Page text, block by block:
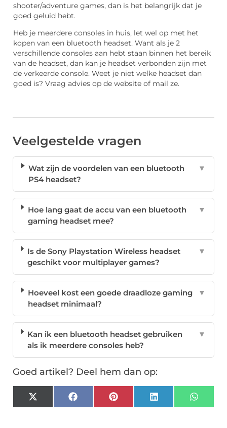
shooter/adventure games, dan is het belangrijk dat je
goed geluid hebt.
Heb je meerdere consoles in huis, let wel op met het
kopen van een bluetooth headset. Want als je 2
verschillende consoles aan hebt staan binnen het bereik
van de headset, dan kan je headset verbonden zijn met
de verkeerde console. Weet je niet welke headset dan
goed is? Vraag advies op de website of mail ze.
Veelgestelde vragen
Wat zijn de voordelen van een bluetooth
PS4 headset?
▼
Hoe lang gaat de accu van een bluetooth
gaming headset mee?
▼
Is de Sony Playstation Wireless headset
geschikt voor multiplayer games?
▼
Hoeveel kost een goede draadloze gaming
headset minimaal?
▼
Kan ik een bluetooth headset gebruiken
als ik meerdere consoles heb?
▼
Goed artikel? Deel hem dan op:
X
(Twitter)
FacebookPinterest LinkedIn